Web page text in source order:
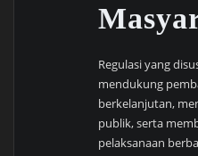
Regulasi yang
mendukung
berkelanjutan,
publik, serta
pelaksanaan